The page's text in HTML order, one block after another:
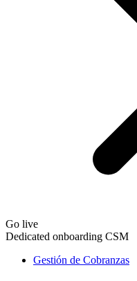
Go live
Dedicated onboarding CSM
Gestión de Cobranzas